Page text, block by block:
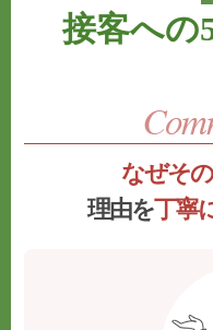
接客への
なぜそ
理由を丁寧